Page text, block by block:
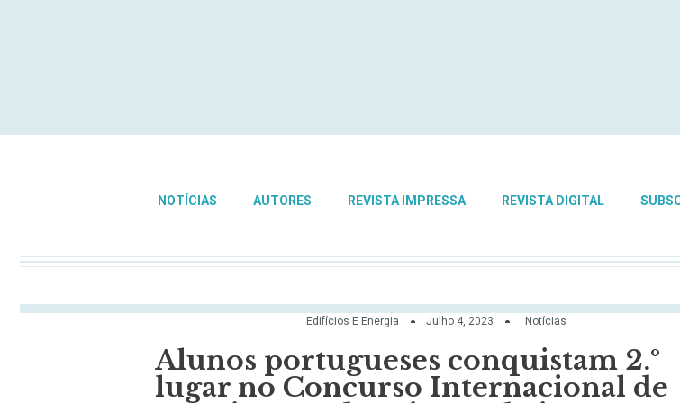
NOTÍCIAS AUTORES REVISTA IMPRESSA REVISTA DIGITAL
Edifícios E Energia Julho 4, 2023 Notícias
Alunos portugueses conquistam 2.º
lugar no Concurso Internacional de